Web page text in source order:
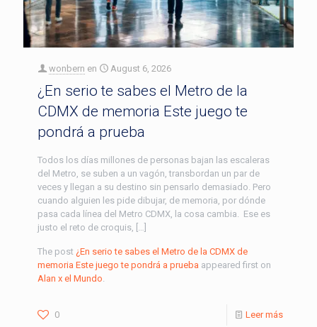
wonbern en August 6, 2026
¿En serio te sabes el Metro de la
CDMX de memoria Este juego te
pondrá a prueba
Todos los días millones de personas bajan las escaleras
del Metro, se suben a un vagón, transbordan un par de
veces y llegan a su destino sin pensarlo demasiado. Pero
cuando alguien les pide dibujar, de memoria, por dónde
pasa cada línea del Metro CDMX, la cosa cambia. Ese es
justo el reto de croquis, […]
The post ¿En serio te sabes el Metro de la CDMX de
memoria Este juego te pondrá a prueba appeared first on
Alan x el Mundo.
0 Leer más